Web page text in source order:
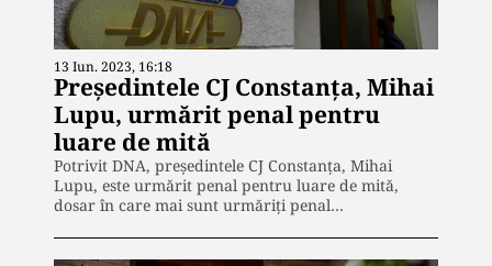
13 Iun. 2023, 16:18
Președintele CJ Constanța, Mihai
Lupu, urmărit penal pentru
luare de mită
Potrivit DNA, preşedintele CJ Constanţa, Mihai
Lupu, este urmărit penal pentru luare de mită,
dosar în care mai sunt urmăriţi penal…